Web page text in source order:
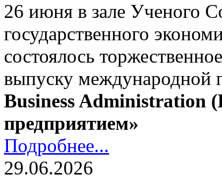
26 июня в зале Ученого
государственного
состоялось
выпуску
Business Administration
предприятием»
Подробнее...
29.06.2026